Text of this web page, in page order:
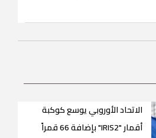
الاتحاد الأوروبي يوسع كوكبة
أقمار "IRIS2" بإضافة 66 قمراً